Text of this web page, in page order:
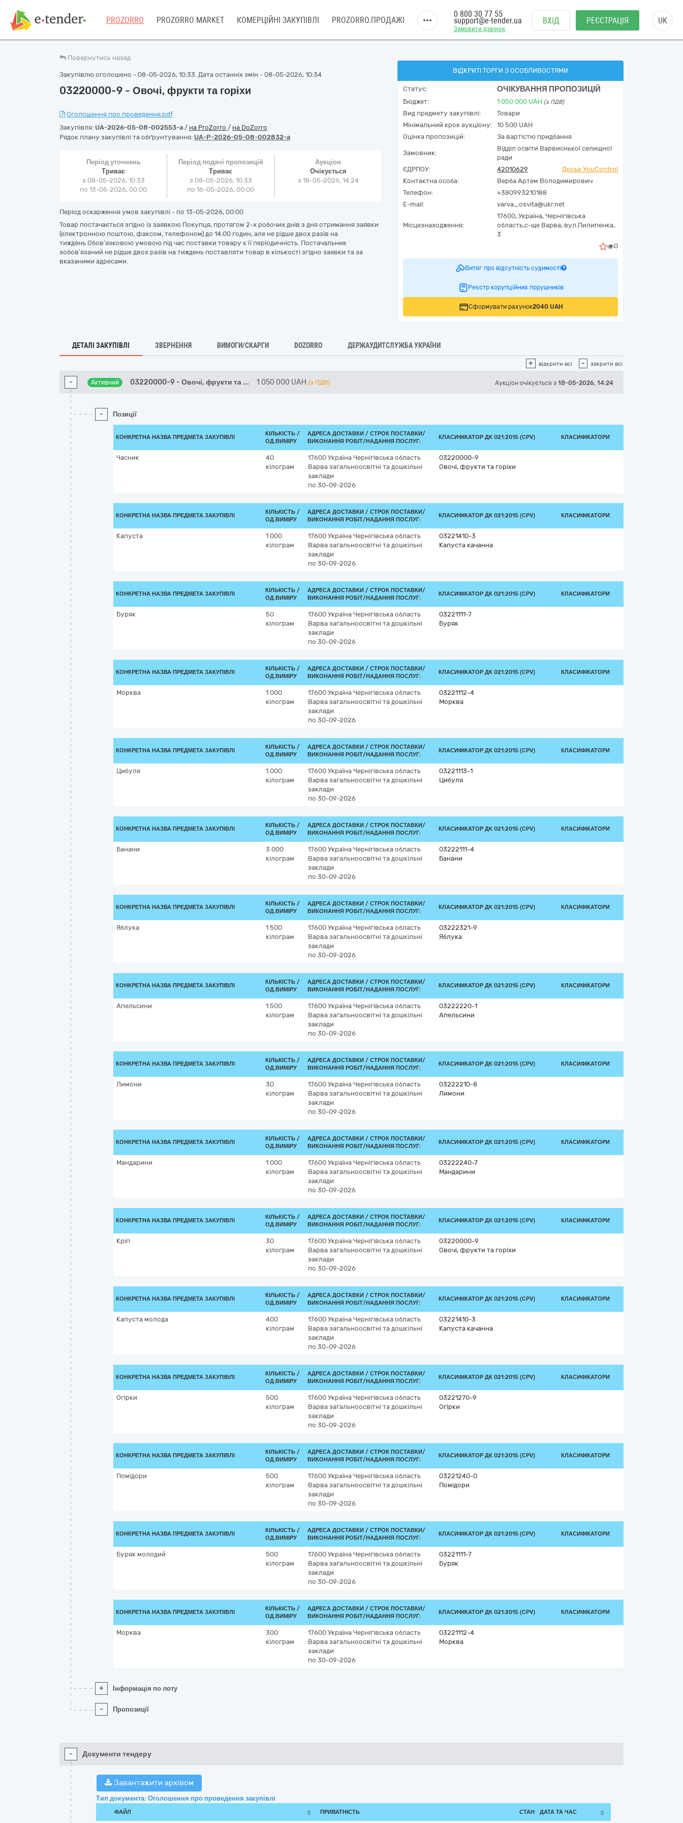
PROZORRO PROZORRO MARKET КОМЕРЦІЙНІ ЗАКУПІВЛІ PROZORRO.ПРОДАЖІ
Замовити дзвінок
0 800 30 77 55
support@e-tender.ua ВХІД РЕЄСТРАЦІЯ UK
Повернутись назад
Закупівлю оголошено - 08-05-2026, 10:33. Дата останніх змін - 08-05-2026, 10:34
03220000-9 - Овочі, фрукти та горіхи
Оголошення про проведення.pdf
Закупівля: UA-2026-05-08-002553-a / на ProZorro / на DoZorro
Рядок плану закупівлі та обґрунтування: UA-P-2026-05-08-002832-a
Період уточнень
Триває
з 08-05-2026, 10:33
по 13-05-2026, 00:00
Період подачі пропозицій
Триває
з 08-05-2026, 10:33
по 16-05-2026, 00:00
Аукціон
Очікується
з 18-05-2026, 14:24
Період оскарження умов закупівлі - по 13-05-2026, 00:00
Товар постачається згідно із заявкою Покупця, протягом 2-х робочих днів з дня отримання заявки
(електронною поштою, факсом, телефоном) до 14.00 годин, але не рідше двох разів на
тиждень.Обов’язковою умовою під час поставки товару є її періодичність. Постачальник
зобов’язаний не рідше двох разів на тиждень поставляти товар в кількості згідно заявки та за
вказаними адресами.
ВІДКРИТІ ТОРГИ З ОСОБЛИВОСТЯМИ
Статус: ОЧІКУВАННЯ ПРОПОЗИЦІЙ
Бюджет: 1 050 000 UAH (з ПДВ)
Вид предмету закупівлі:
Товари
Мінімальний крок аукціону:
10 500 UAH
Оцінка пропозицій:
За вартістю придбання
Замовник:
Відділ освіти Варвиснької селищної
ради
ЄДРПОУ:
42010629
Досьє YouControl
Контактна особа:
Верба Артем Володимирович
Телефон:
+380993210188
E-mail:
varva_osvita@ukr.net
Місцезнаходження:
17600, Україна, Чернігівська
область,с-ще Варва, вул.Пилипенка,
3
0
Витяг про відсутність судимості
Реєстр корупційних порушників
Сформувати рахунок2040 UAH
ДЕТАЛІ ЗАКУПІВЛІ ЗВЕРНЕННЯ ВИМОГИ/СКАРГИ DOZORRO ДЕРЖАУДИТСЛУЖБА УКРАЇНИ
+ відкрити всі - закрити всі
- Активний 03220000-9 - Овочі, фрукти та ... 1 050 000 UAH (з ПДВ) Аукціон очікується з 18-05-2026, 14:24
- Позиції
КОНКРЕТНА НАЗВА ПРЕДМЕТА ЗАКУПІВЛІ
КІЛЬКІСТЬ /
ОД.ВИМІРУ
АДРЕСА ДОСТАВКИ / СТРОК ПОСТАВКИ/
ВИКОНАННЯ РОБІТ/НАДАННЯ ПОСЛУГ:
КЛАСИФІКАТОР ДК 021:2015 (CPV) КЛАСИФІКАТОРИ
Часник
40
кілограм
17600 Україна Чернігівська область
Варва загальноосвітні та дошкільні
заклади
по 30-09-2026
03220000-9
Овочі, фрукти та горіхи
КОНКРЕТНА НАЗВА ПРЕДМЕТА ЗАКУПІВЛІ
КІЛЬКІСТЬ /
ОД.ВИМІРУ
АДРЕСА ДОСТАВКИ / СТРОК ПОСТАВКИ/
ВИКОНАННЯ РОБІТ/НАДАННЯ ПОСЛУГ:
КЛАСИФІКАТОР ДК 021:2015 (CPV) КЛАСИФІКАТОРИ
Капуста
1 000
кілограм
17600 Україна Чернігівська область
Варва загальноосвітні та дошкільні
заклади
по 30-09-2026
03221410-3
Капуста качанна
КОНКРЕТНА НАЗВА ПРЕДМЕТА ЗАКУПІВЛІ
КІЛЬКІСТЬ /
ОД.ВИМІРУ
АДРЕСА ДОСТАВКИ / СТРОК ПОСТАВКИ/
ВИКОНАННЯ РОБІТ/НАДАННЯ ПОСЛУГ:
КЛАСИФІКАТОР ДК 021:2015 (CPV) КЛАСИФІКАТОРИ
Буряк
50
кілограм
17600 Україна Чернігівська область
Варва загальноосвітні та дошкільні
заклади
по 30-09-2026
03221111-7
Буряк
КОНКРЕТНА НАЗВА ПРЕДМЕТА ЗАКУПІВЛІ
КІЛЬКІСТЬ /
ОД.ВИМІРУ
АДРЕСА ДОСТАВКИ / СТРОК ПОСТАВКИ/
ВИКОНАННЯ РОБІТ/НАДАННЯ ПОСЛУГ:
КЛАСИФІКАТОР ДК 021:2015 (CPV) КЛАСИФІКАТОРИ
Морква
1 000
кілограм
17600 Україна Чернігівська область
Варва загальноосвітні та дошкільні
заклади
по 30-09-2026
03221112-4
Морква
КОНКРЕТНА НАЗВА ПРЕДМЕТА ЗАКУПІВЛІ
КІЛЬКІСТЬ /
ОД.ВИМІРУ
АДРЕСА ДОСТАВКИ / СТРОК ПОСТАВКИ/
ВИКОНАННЯ РОБІТ/НАДАННЯ ПОСЛУГ:
КЛАСИФІКАТОР ДК 021:2015 (CPV) КЛАСИФІКАТОРИ
Цибуля
1 000
кілограм
17600 Україна Чернігівська область
Варва загальноосвітні та дошкільні
заклади
по 30-09-2026
03221113-1
Цибуля
КОНКРЕТНА НАЗВА ПРЕДМЕТА ЗАКУПІВЛІ
КІЛЬКІСТЬ /
ОД.ВИМІРУ
АДРЕСА ДОСТАВКИ / СТРОК ПОСТАВКИ/
ВИКОНАННЯ РОБІТ/НАДАННЯ ПОСЛУГ:
КЛАСИФІКАТОР ДК 021:2015 (CPV) КЛАСИФІКАТОРИ
Банани
3 000
кілограм
17600 Україна Чернігівська область
Варва загальноосвітні та дошкільні
заклади
по 30-09-2026
03222111-4
Банани
КОНКРЕТНА НАЗВА ПРЕДМЕТА ЗАКУПІВЛІ
КІЛЬКІСТЬ /
ОД.ВИМІРУ
АДРЕСА ДОСТАВКИ / СТРОК ПОСТАВКИ/
ВИКОНАННЯ РОБІТ/НАДАННЯ ПОСЛУГ:
КЛАСИФІКАТОР ДК 021:2015 (CPV) КЛАСИФІКАТОРИ
Яблука
1 500
кілограм
17600 Україна Чернігівська область
Варва загальноосвітні та дошкільні
заклади
по 30-09-2026
03222321-9
Яблука
КОНКРЕТНА НАЗВА ПРЕДМЕТА ЗАКУПІВЛІ
КІЛЬКІСТЬ /
ОД.ВИМІРУ
АДРЕСА ДОСТАВКИ / СТРОК ПОСТАВКИ/
ВИКОНАННЯ РОБІТ/НАДАННЯ ПОСЛУГ:
КЛАСИФІКАТОР ДК 021:2015 (CPV) КЛАСИФІКАТОРИ
Апельсини
1 500
кілограм
17600 Україна Чернігівська область
Варва загальноосвітні та дошкільні
заклади
по 30-09-2026
03222220-1
Апельсини
КОНКРЕТНА НАЗВА ПРЕДМЕТА ЗАКУПІВЛІ
КІЛЬКІСТЬ /
ОД.ВИМІРУ
АДРЕСА ДОСТАВКИ / СТРОК ПОСТАВКИ/
ВИКОНАННЯ РОБІТ/НАДАННЯ ПОСЛУГ:
КЛАСИФІКАТОР ДК 021:2015 (CPV) КЛАСИФІКАТОРИ
Лимони
30
кілограм
17600 Україна Чернігівська область
Варва загальноосвітні та дошкільні
заклади
по 30-09-2026
03222210-8
Лимони
КОНКРЕТНА НАЗВА ПРЕДМЕТА ЗАКУПІВЛІ
КІЛЬКІСТЬ /
ОД.ВИМІРУ
АДРЕСА ДОСТАВКИ / СТРОК ПОСТАВКИ/
ВИКОНАННЯ РОБІТ/НАДАННЯ ПОСЛУГ:
КЛАСИФІКАТОР ДК 021:2015 (CPV) КЛАСИФІКАТОРИ
Мандарини
1 000
кілограм
17600 Україна Чернігівська область
Варва загальноосвітні та дошкільні
заклади
по 30-09-2026
03222240-7
Мандарини
КОНКРЕТНА НАЗВА ПРЕДМЕТА ЗАКУПІВЛІ
КІЛЬКІСТЬ /
ОД.ВИМІРУ
АДРЕСА ДОСТАВКИ / СТРОК ПОСТАВКИ/
ВИКОНАННЯ РОБІТ/НАДАННЯ ПОСЛУГ:
КЛАСИФІКАТОР ДК 021:2015 (CPV) КЛАСИФІКАТОРИ
Кріп
30
кілограм
17600 Україна Чернігівська область
Варва загальноосвітні та дошкільні
заклади
по 30-09-2026
03220000-9
Овочі, фрукти та горіхи
КОНКРЕТНА НАЗВА ПРЕДМЕТА ЗАКУПІВЛІ
КІЛЬКІСТЬ /
ОД.ВИМІРУ
АДРЕСА ДОСТАВКИ / СТРОК ПОСТАВКИ/
ВИКОНАННЯ РОБІТ/НАДАННЯ ПОСЛУГ:
КЛАСИФІКАТОР ДК 021:2015 (CPV) КЛАСИФІКАТОРИ
Капуста молода
400
кілограм
17600 Україна Чернігівська область
Варва загальноосвітні та дошкільні
заклади
по 30-09-2026
03221410-3
Капуста качанна
КОНКРЕТНА НАЗВА ПРЕДМЕТА ЗАКУПІВЛІ
КІЛЬКІСТЬ /
ОД.ВИМІРУ
АДРЕСА ДОСТАВКИ / СТРОК ПОСТАВКИ/
ВИКОНАННЯ РОБІТ/НАДАННЯ ПОСЛУГ:
КЛАСИФІКАТОР ДК 021:2015 (CPV) КЛАСИФІКАТОРИ
Огірки
500
кілограм
17600 Україна Чернігівська область
Варва загальноосвітні та дошкільні
заклади
по 30-09-2026
03221270-9
Огірки
КОНКРЕТНА НАЗВА ПРЕДМЕТА ЗАКУПІВЛІ
КІЛЬКІСТЬ /
ОД.ВИМІРУ
АДРЕСА ДОСТАВКИ / СТРОК ПОСТАВКИ/
ВИКОНАННЯ РОБІТ/НАДАННЯ ПОСЛУГ:
КЛАСИФІКАТОР ДК 021:2015 (CPV) КЛАСИФІКАТОРИ
Помідори
500
кілограм
17600 Україна Чернігівська область
Варва загальноосвітні та дошкільні
заклади
по 30-09-2026
03221240-0
Помідори
КОНКРЕТНА НАЗВА ПРЕДМЕТА ЗАКУПІВЛІ
КІЛЬКІСТЬ /
ОД.ВИМІРУ
АДРЕСА ДОСТАВКИ / СТРОК ПОСТАВКИ/
ВИКОНАННЯ РОБІТ/НАДАННЯ ПОСЛУГ:
КЛАСИФІКАТОР ДК 021:2015 (CPV) КЛАСИФІКАТОРИ
Буряк молодий
500
кілограм
17600 Україна Чернігівська область
Варва загальноосвітні та дошкільні
заклади
по 30-09-2026
03221111-7
Буряк
КОНКРЕТНА НАЗВА ПРЕДМЕТА ЗАКУПІВЛІ
КІЛЬКІСТЬ /
ОД.ВИМІРУ
АДРЕСА ДОСТАВКИ / СТРОК ПОСТАВКИ/
ВИКОНАННЯ РОБІТ/НАДАННЯ ПОСЛУГ:
КЛАСИФІКАТОР ДК 021:2015 (CPV) КЛАСИФІКАТОРИ
Морква
300
кілограм
17600 Україна Чернігівська область
Варва загальноосвітні та дошкільні
заклади
по 30-09-2026
03221112-4
Морква
+ Інформація по лоту
- Пропозиції
- Документи тендеру
Завантажити архівом
Тип документа: Оголошення про проведення закупівлі
ФАЙЛ ПРИВАТНІСТЬ СТАН ДАТА ТА ЧАС